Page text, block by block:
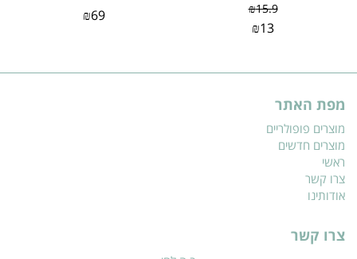
₪15.9
₪13
₪69
מפת האתר
מוצרים פופולריים
מוצרים חדשים
ראשי
צרו קשר
אודותינו
צרו קשר